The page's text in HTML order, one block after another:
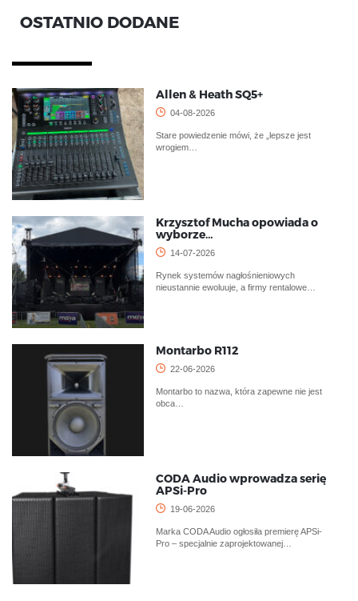
OSTATNIO DODANE
Allen & Heath SQ5+
04-08-2026
Stare powiedzenie mówi, że „lepsze jest
wrogiem…
Krzysztof Mucha opowiada o
wyborze…
14-07-2026
Rynek systemów nagłośnieniowych
nieustannie ewoluuje, a firmy rentalowe…
Montarbo R112
22-06-2026
Montarbo to nazwa, która zapewne nie jest
obca…
CODA Audio wprowadza serię
APSi-Pro
19-06-2026
Marka CODA Audio ogłosiła premierę APSi-
Pro – specjalnie zaprojektowanej…